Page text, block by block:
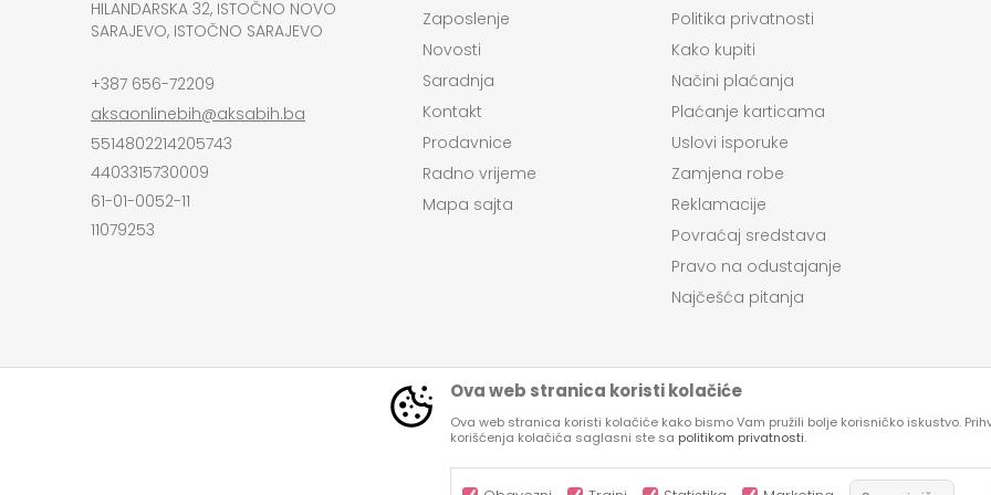
HILANDARSKA 32, ISTOČNO NOVO
SARAJEVO, ISTOČNO SARAJEVO
+387 656-72209
aksaonlinebih@aksabih.ba
5514802214205743
4403315730009
61-01-0052-11
11079253
Zaposlenje
Novosti
Saradnja
Kontakt
Prodavnice
Radno vrijeme
Mapa sajta
Politika privatnosti
Kako kupiti
Načini plaćanja
Plaćanje karticama
Uslovi isporuke
Zamjena robe
Reklamacije
Povraćaj sredstava
Pravo na odustajanje
Najčešća pitanja
Svi artikli prikazani na sajtu su deo naše ponude, ali ne podrazumeva da su dostupni u
Ova web stranica koristi kolačiće
Ova web stranica koristi kolačiće kako bismo Vam pružili bolje korisničko iskustvo.
korišćenja kolačića saglasni ste sa politikom privatnosti.